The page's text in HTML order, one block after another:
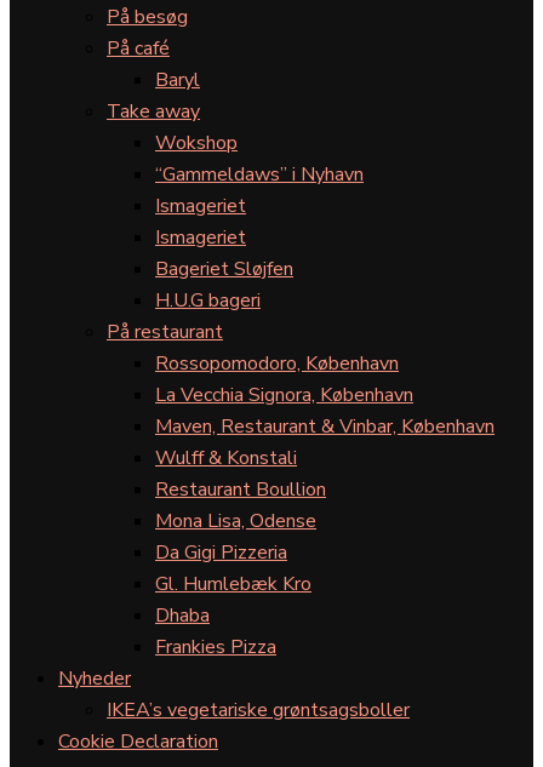
På besøg
På café
Baryl
Take away
Wokshop
“Gammeldaws” i Nyhavn
Ismageriet
Ismageriet
Bageriet Sløjfen
H.U.G bageri
På restaurant
Rossopomodoro, København
La Vecchia Signora, København
Maven, Restaurant & Vinbar, København
Wulff & Konstali
Restaurant Boullion
Mona Lisa, Odense
Da Gigi Pizzeria
Gl. Humlebæk Kro
Dhaba
Frankies Pizza
Nyheder
IKEA’s vegetariske grøntsagsboller
Cookie Declaration